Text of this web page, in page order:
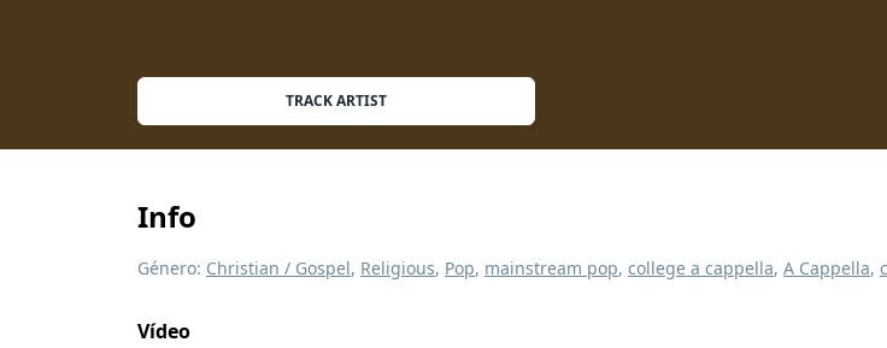
TRACK ARTIST
Info
Género: Christian / Gospel, Religious, Pop, mainstream pop, college a cappella, A Cappella,
Vídeo